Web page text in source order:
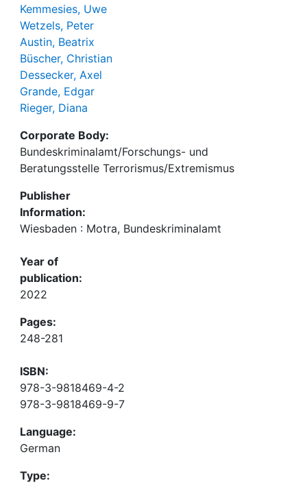
Kemmesies, Uwe
Wetzels, Peter
Austin, Beatrix
Büscher, Christian
Dessecker, Axel
Grande, Edgar
Rieger, Diana
Corporate Body:
Bundeskriminalamt/Forschungs- und
Beratungsstelle Terrorismus/Extremismus
Publisher
Information:
Wiesbaden : Motra, Bundeskriminalamt
Year of
publication:
2022
Pages:
248-281
ISBN:
978-3-9818469-4-2
978-3-9818469-9-7
Language:
German
Type: